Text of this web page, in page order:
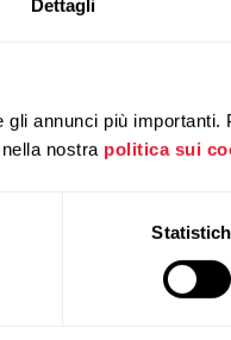
Dettagli
annunci più importanti.
nostra politica sui